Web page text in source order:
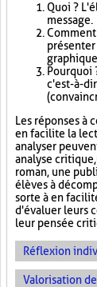
Quoi ?
message.
Pourquoi
c'est-à-
Les réponses à
en facilite la
analyser
analyse
roman, une
élèves à
sorte à en
d'évaluer leurs
leur pensée
Réflexion
Valorisation